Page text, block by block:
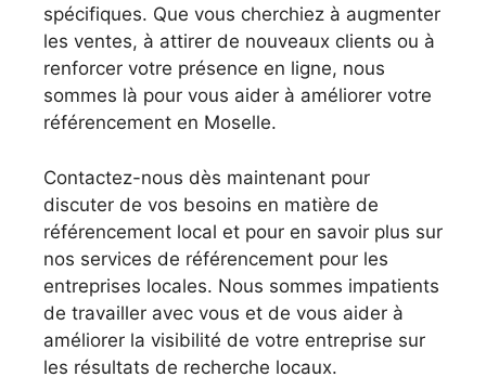
spécifiques. Que vous cherchiez à augmenter
les ventes, à attirer de nouveaux clients ou à
renforcer votre présence en ligne, nous
sommes là pour vous aider à améliorer votre
référencement en Moselle.
Contactez-nous dès maintenant pour
discuter de vos besoins en matière de
référencement local et pour en savoir plus sur
nos services de référencement pour les
entreprises locales. Nous sommes impatients
de travailler avec vous et de vous aider à
améliorer la visibilité de votre entreprise sur
les résultats de recherche locaux.